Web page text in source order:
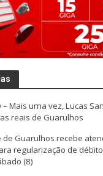
– Mais uma vez, Lucas
reais de Guarulhos
Guarulhos recebe
regularização de
(8)